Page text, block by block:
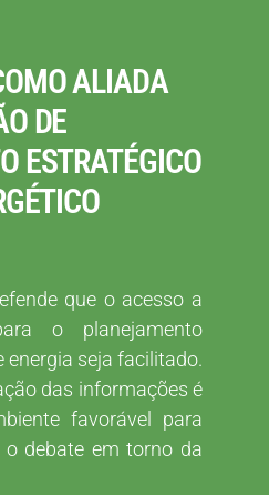
ALIADA
DE
ESTRATÉGICO
que o acesso a
o planejamento
energia seja facilitado.
das informações é
favorável para
o debate em torno da